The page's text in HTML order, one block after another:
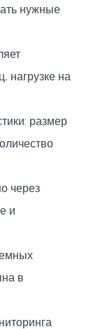
нужные
нагрузке на
размер
через
и
в